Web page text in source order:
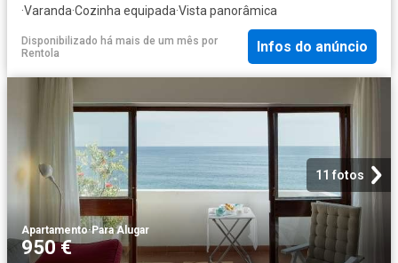
·Varanda·Cozinha equipada·Vista panorâmica
Disponibilizado há mais de um mês por
Rentola
Infos do anúncio
11 fotos
Apartamento·Para Alugar
950 €